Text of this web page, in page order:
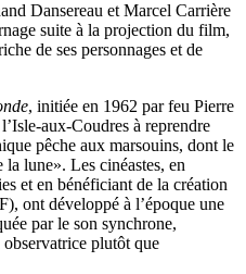
Dansereau et Marcel Carrière
suite à la projection du film,
de ses personnages et de
, initiée en 1962 par feu Pierre
aux-Coudres à reprendre
pêche aux marsouins, dont le
lune». Les cinéastes, en
et en bénéficiant de la création
ont développé à l’époque une
par le son synchrone,
observatrice plutôt que